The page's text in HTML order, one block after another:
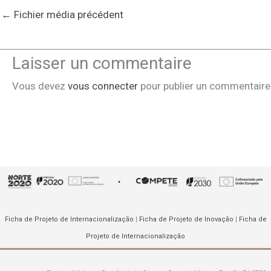
← Fichier média précédent
Laisser un commentaire
Vous devez vous connecter pour publier un
Ficha de Projeto de Internacionalização | Ficha de Projeto de Inovação | Ficha de
Projeto de Internacionalização